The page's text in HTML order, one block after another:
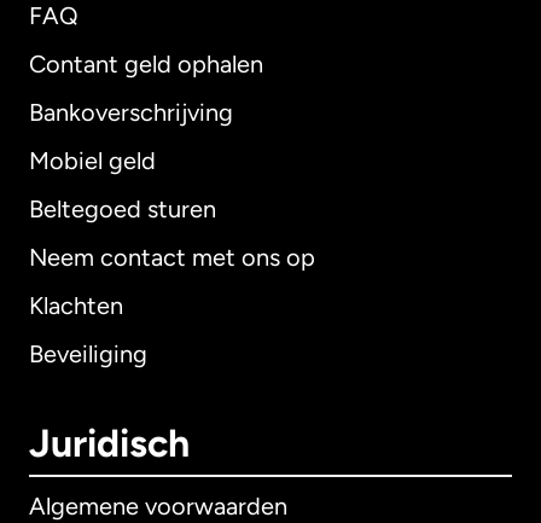
FAQ
Contant geld ophalen
Bankoverschrijving
Mobiel geld
Beltegoed sturen
Neem contact met ons op
Klachten
Beveiliging
Juridisch
Algemene voorwaarden